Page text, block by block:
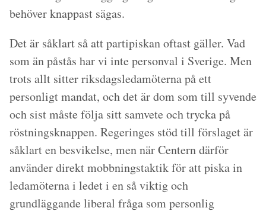
behöver knappast sägas.
Det är såklart så att partipiskan oftast gäller. Vad
som än påstås har vi inte personval i Sverige. Men
trots allt sitter riksdagsledamöterna på ett
personligt mandat, och det är dom som till syvende
och sist måste följa sitt samvete och trycka på
röstningsknappen. Regeringes stöd till förslaget är
såklart en besvikelse, men när Centern därför
använder direkt mobbningstaktik för att piska in
ledamöterna i ledet i en så viktig och
grundläggande liberal fråga som personlig